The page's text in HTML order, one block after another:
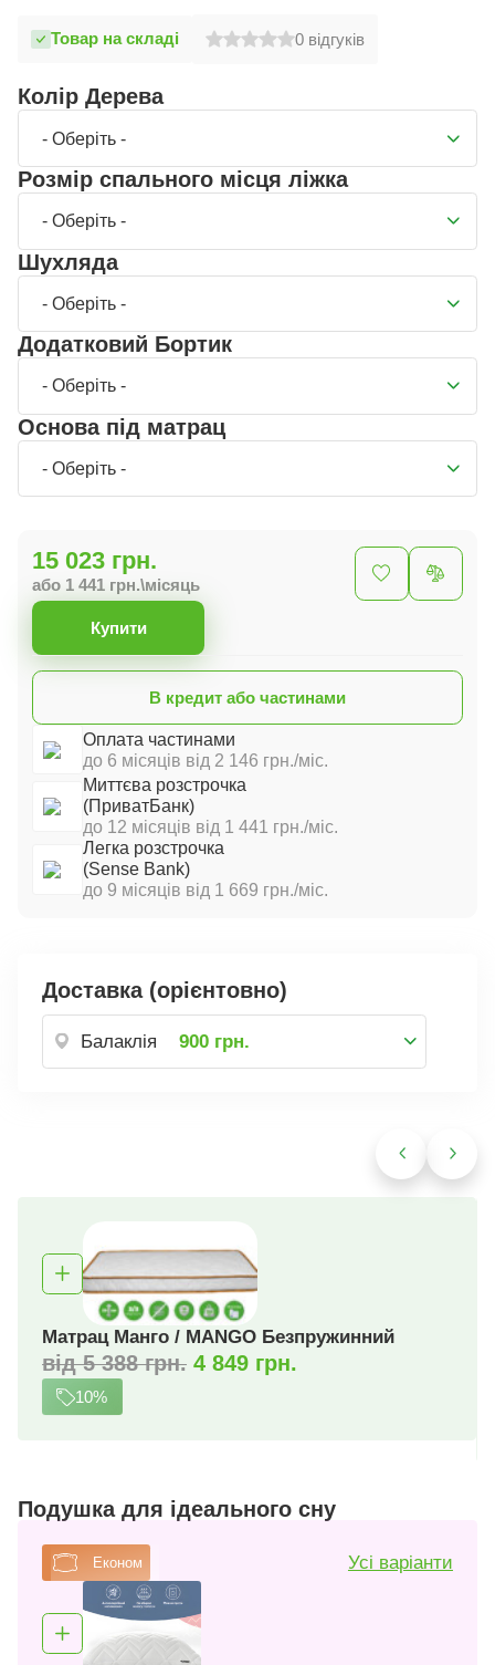
Товар на складі 0 відгуків
Колір Дерева
- Оберіть -
Розмір спального місця ліжка
- Оберіть -
Шухляда
- Оберіть -
Додатковий Бортик
- Оберіть -
Основа під матрац
- Оберіть -
15 023 грн.
або 1 441 грн.\місяць
Купити
Оплата частинами
до 6 місяців від 2 146 грн./міс.
Миттєва розстрочка
(ПриватБанк)
до 12 місяців від 1 441 грн./міс.
Легка розстрочка
(Sense Bank)
до 9 місяців від 1 669 грн./міс.
В кредит або частинами
Доставка (орієнтовно)
Балаклія 900 грн.
Матрац Розет / Rosette Безпружинний
від 3 834 грн.3 451 грн.
середньої жорсткості / висота 12 см
10%
Подушка для ідеального сну
Економ Усі варіанти